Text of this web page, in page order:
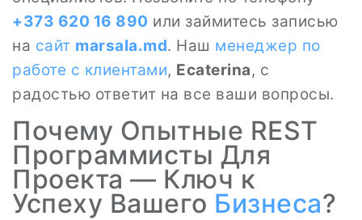
+373 620 16 890 или займитесь записью
на сайт marsala.md. Наш менеджер по
работе с клиентами, Ecaterina, с
радостью ответит на все ваши вопросы.
Почему Опытные REST
Программисты Для
Проекта — Ключ к
Успеху Вашего Бизнеса?